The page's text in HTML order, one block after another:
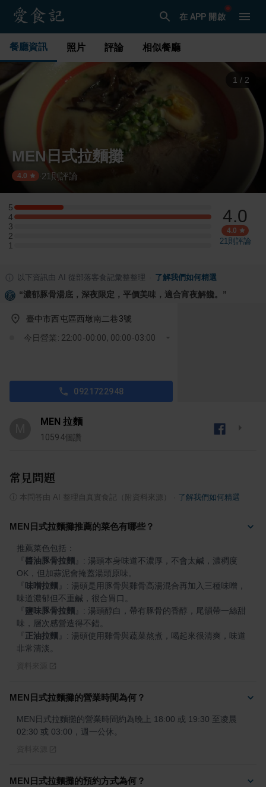
在 APP 開啟
餐廳資訊 照片 評論 相似餐廳
1 / 2
MEN日式拉麵攤
4.0 21 則評論
5
5 星：1 則評論
4
4 星：4 則評論
3
3 星：0 則評論
2
2 星：0 則評論
1
1 星：0 則評論
4.0
4.0
21則評論
以下資訊由 AI 從部落客食記彙整整理 了解我們如何精選
“濃郁豚骨湯底，深夜限定，平價美味，適合宵夜解饞。 ”
臺中市西屯區西墩南二巷3號
今日營業: 22:00-00:00, 00:00-03:00
0921722948
MEN 拉麵
10594個讚
常見問題
本問答由 AI 整理自真實食記（附資料來源） 了解我們如何精選
MEN日式拉麵攤推薦的菜色有哪些？
醬油豚骨拉麵
: 湯頭本身味道不濃厚，不會太鹹，濃稠度
味噌拉麵
: 湯頭是用豚骨與雞骨高湯混合再加入三種味噌，
鹽味豚骨拉麵
: 湯頭醇白，帶有豚骨的香醇，尾韻帶一絲甜
正油拉麵
: 湯頭使用雞骨與蔬菜熬煮，喝起來很清爽，味道
非常清淡。
MEN日式拉麵攤的營業時間為何？
MEN日式拉麵攤的營業時間約為晚上 18:00 或 19:30 至凌晨
02:30 或 03:00，週一公休。
MEN日式拉麵攤的預約方式為何？